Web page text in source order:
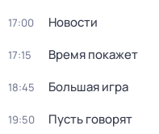
17:00 Новости
17:15 Время покажет
18:45 Большая игра
19:50 Пусть говорят